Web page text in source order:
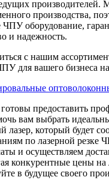
производства,
ЧПУ оборудование,
и надежность.
с нашим
для вашего бизнеса
предоставить
вам выбрать
который будет
по лазерной резке
и осуществляем
конкурентные цены на
в будущее своего